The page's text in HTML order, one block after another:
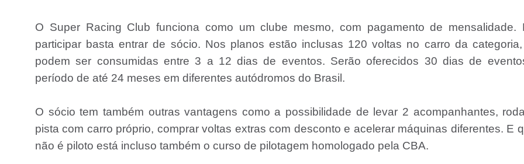
O Super Racing Club funciona como um clube mesmo, com pagamento de mensalidade.
participar basta entrar de sócio. Nos planos estão inclusas 120 voltas no carro da
podem ser consumidas entre 3 a 12 dias de eventos. Serão oferecidos 30 dias de
período de até 24 meses em diferentes autódromos do Brasil.
O sócio tem também outras vantagens como a possibilidade de levar 2 acompanhantes,
pista com carro próprio, comprar voltas extras com desconto e acelerar máquinas diferentes. E
não é piloto está incluso também o curso de pilotagem homologado pela CBA.